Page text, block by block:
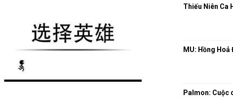
Thiếu Niên Ca
MU: Hồng Hoả
Palmon: Cuộc